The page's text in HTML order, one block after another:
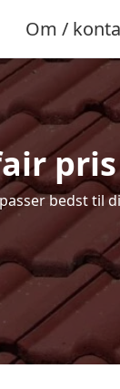
Om /
pris
bedst til